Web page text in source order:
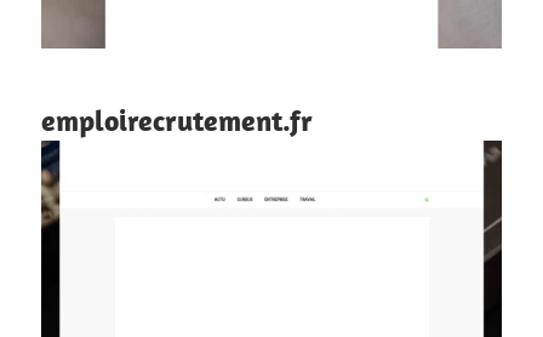
emploirecrutement.fr